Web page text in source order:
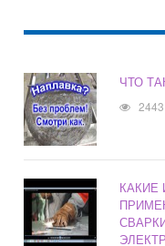
ЧТО
2443
КАКИЕ